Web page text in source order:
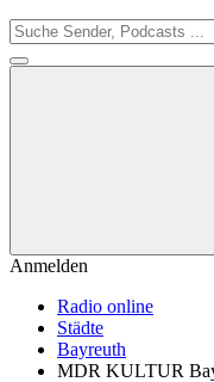
Anmelden
Radio online
Städte
Bayreuth
MDR KULTUR